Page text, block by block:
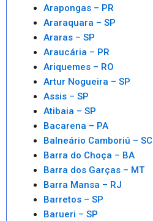
Arapongas – PR
Araraquara – SP
Araras – SP
Araucária – PR
Ariquemes – RO
Artur Nogueira – SP
Assis – SP
Atibaia – SP
Bacarena – PA
Balneário Camboriú – SC
Barra do Choça – BA
Barra dos Garças – MT
Barra Mansa – RJ
Barretos – SP
Barueri – SP